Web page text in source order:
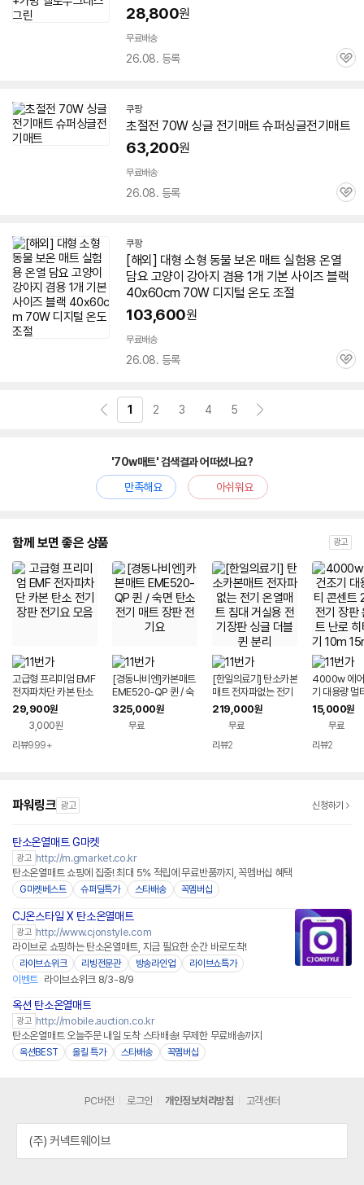
28,800원
무료배송
26.08. 등록
관
쿠팡
초절전 70W싱글 전기매트 슈퍼싱글전기매트
63,200원
무료배송
26.08. 등록
관
쿠팡
[해외] 대형 소형 동물 보온 매트 실험용 온열
담요 고양이 강아지 겸용 1개 기본 사이즈 블랙
40x60cm 70W디지털 온도 조절
103,600원
무료배송
26.08. 등록
관
1 2 3 4 5
'70w매트' 검색결과 어떠셨나요?
만족해요
아쉬워요
함께 보면 좋은 상품 광고
고급형 프리미엄 EMF
전자파차단 카본 탄소
전기장판 전기요 모음
29,900원
3,000원
리뷰999+
[경동나비엔]카본매트
EME520-QP 퀸 / 숙
면 탄소 전기 매트 장판
전기요
325,000원
무료
[한일의료기] 탄소카본
매트 전자파없는 전기
온열매트 침대 거실용
전기장판 싱글 더블 퀸
219,000원
무료
리뷰2
4000w 에어
기 대용량 멀
2구 3구 전기
수 매트 난로
기 10m
15,000원
무료
리뷰2
파워링크 광고 신청하기
탄소온열매트 G마켓
광고 http://m.gmarket.co.kr
탄소온열매트 쇼핑에 집중! 최대 5% 적립에 무료반품까지, 꼭멤버십 혜택
G마켓베스트 슈퍼딜특가 스타배송 꼭멤버십
CJ온스타일 X 탄소온열매트
광고 http://www.cjonstyle.com
라이브로 쇼핑하는 탄소온열매트, 지금 필요한 순간 바로도착!
라이브쇼위크 리빙전문관 방송라인업 라이브쇼특가
이벤트 라이브쇼위크 8/3-8/9
옥션 탄소온열매트
광고 http://mobile.auction.co.kr
탄소온열매트 오늘주문 내일 도착 스타배송! 무제한 무료배송까지
옥션BEST 올킬 특가 스타배송 꼭멤버십
PC버전 로그인 개인정보처리방침 고객센터
(주) 커넥트웨이브